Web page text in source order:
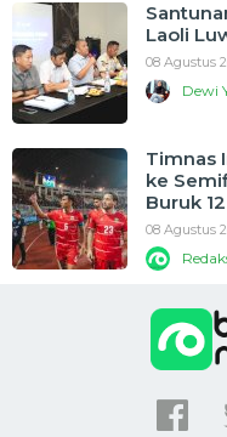
Laoli
08 Agustus
Dewi
Timnas
ke
Buruk
08 Agustus